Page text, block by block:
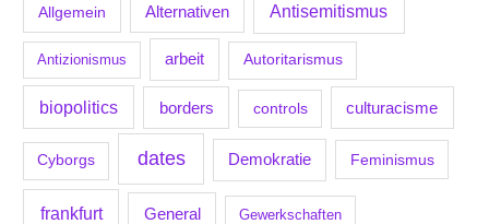
Allgemein Alternativen Antisemitismus
Antizionismus arbeit Autoritarismus
biopolitics borders controls culturacisme
Cyborgs dates Demokratie Feminismus
frankfurt General Gewerkschaften